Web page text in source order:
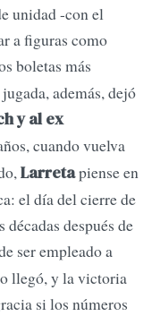
unidad -con el
a figuras como
boletas más
además, dejó
y al ex
cuando vuelva
Larretapiense en
el día del cierre de
después de
ser empleado a
llegó, y la victoria
si los números